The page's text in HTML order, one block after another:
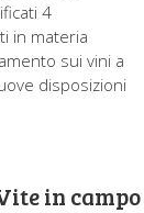
4
in materia
sui vini a
disposizioni
in campo